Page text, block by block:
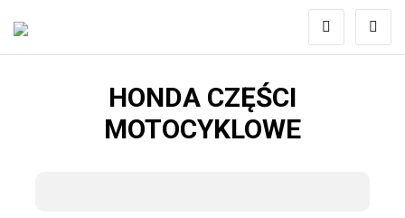
HONDA CZĘŚCI
MOTOCYKLOWE